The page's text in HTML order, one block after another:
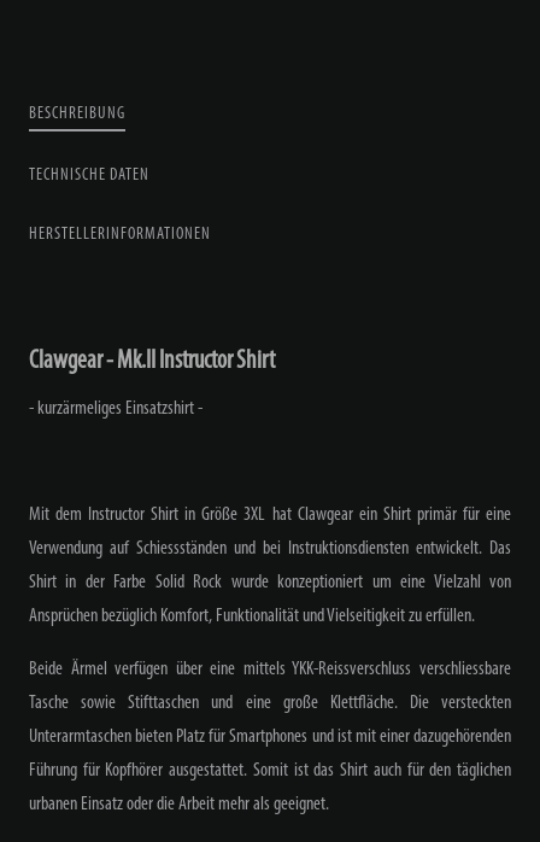
BESCHREIBUNG
TECHNISCHE DATEN
HERSTELLERINFORMATIONEN
Clawgear - Mk.II Instructor Shirt
- kurzärmeliges Einsatzshirt -
Mit dem Instructor Shirt in Größe 3XL hat Clawgear ein Shirt primär für eine
Verwendung auf Schiessständen und bei Instruktionsdiensten entwickelt. Das
Shirt in der Farbe Solid Rock wurde konzeptioniert um eine Vielzahl von
Ansprüchen bezüglich Komfort, Funktionalität und Vielseitigkeit zu erfüllen.
Beide Ärmel verfügen über eine mittels YKK-Reissverschluss verschliessbare
Tasche sowie Stifttaschen und eine große Klettfläche. Die versteckten
Unterarmtaschen bieten Platz für Smartphones und ist mit einer dazugehörenden
Führung für Kopfhörer ausgestattet. Somit ist das Shirt auch für den täglichen
urbanen Einsatz oder die Arbeit mehr als geeignet.